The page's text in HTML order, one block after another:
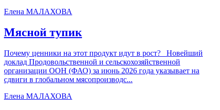
Елена МАЛАХОВА
Мясной тупик
Почему ценники на этот продукт идут в рост? Новейший
доклад Продовольственной и сельскохозяйственной
организации ООН (ФАО) за июнь 2026 года указывает на
сдвиги в глобальном мясопроизводс...
Елена МАЛАХОВА